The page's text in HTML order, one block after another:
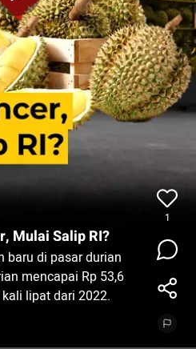
Mulai Salip RI?
baru di pasar durian
mencapai Rp 53,6
lipat dari 2022.
1